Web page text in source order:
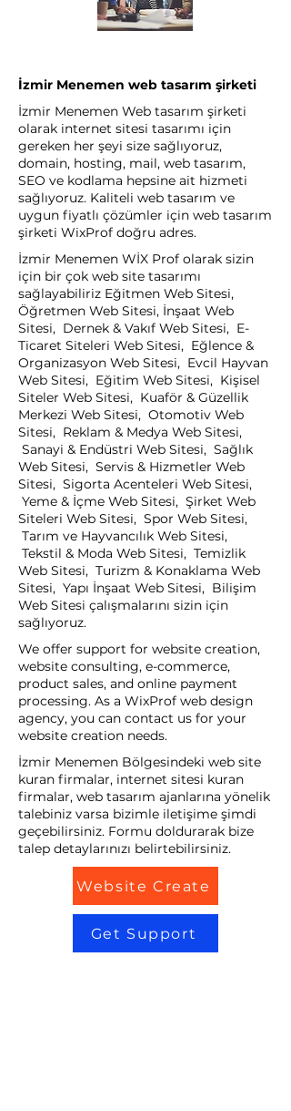
İzmir Menemen web tasarım şirketi
İzmir Menemen Web tasarım şirketi
olarak internet sitesi tasarımı için
gereken her şeyi size sağlıyoruz,
domain, hosting, mail, web tasarım,
SEO ve kodlama hepsine ait hizmeti
sağlıyoruz. Kaliteli web tasarım ve
uygun fiyatlı çözümler için web tasarım
şirketi WixProf doğru adres.
İzmir Menemen WİX Prof olarak sizin
için bir çok web site tasarımı
sağlayabiliriz Eğitmen Web Sitesi,
Öğretmen Web Sitesi, İnşaat Web
Sitesi, Dernek & Vakıf Web Sitesi, E-
Ticaret Siteleri Web Sitesi, Eğlence &
Organizasyon Web Sitesi, Evcil Hayvan
Web Sitesi, Eğitim Web Sitesi, Kişisel
Siteler Web Sitesi, Kuaför & Güzellik
Merkezi Web Sitesi, Otomotiv Web
Sitesi, Reklam & Medya Web Sitesi,
Sanayi & Endüstri Web Sitesi, Sağlık
Web Sitesi, Servis & Hizmetler Web
Sitesi, Sigorta Acenteleri Web Sitesi,
Yeme & İçme Web Sitesi, Şirket Web
Siteleri Web Sitesi, Spor Web Sitesi,
Tarım ve Hayvancılık Web Sitesi,
Tekstil & Moda Web Sitesi, Temizlik
Web Sitesi, Turizm & Konaklama Web
Sitesi, Yapı İnşaat Web Sitesi, Bilişim
Web Sitesi çalışmalarını sizin için
sağlıyoruz.
We offer support for website creation,
website consulting, e-commerce,
product sales, and online payment
processing. As a WixProf web design
agency, you can contact us for your
website creation needs.
İzmir Menemen Bölgesindeki web site
kuran firmalar, internet sitesi kuran
firmalar, web tasarım ajanlarına yönelik
talebiniz varsa bizimle iletişime şimdi
geçebilirsiniz. Formu doldurarak bize
talep detaylarınızı belirtebilirsiniz.
Website Create
Get Support